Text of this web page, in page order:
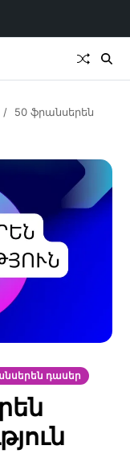
50 ֆրանսերեն
դասեր